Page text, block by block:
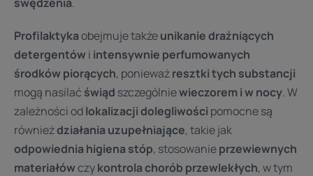
Profilaktykaobejmuje takżeunikanie drażniących
detergentów i intensywnie perfumowanych
środków piorących, ponieważresztki tych substancji
mogą nasilać świąd szczególniewieczorem i w nocy. W
zależności odlokalizacji dolegliwości pomocne są
równieżdziałania uzupełniające, takie jak
odpowiednia higiena stóp, stosowanieprzewiewnych
materiałówczykontrola chorób przewlekłych, w tym